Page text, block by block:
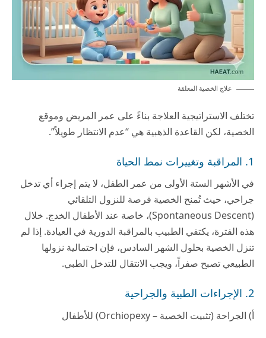
علاج الخصية المعلقة
تختلف الاستراتيجية العلاجة بناءً على عمر المريض وموقع
الخصية، لكن القاعدة الذهبية هي “عدم الانتظار طويلاً”.
1. المراقبة وتغييرات نمط الحياة
في الأشهر الستة الأولى من عمر الطفل، لا يتم إجراء أي تدخل
جراحي، حيث تُمنح الخصية فرصة للنزول التلقائي
(Spontaneous Descent)، خاصة عند الأطفال الخدج. خلال
هذه الفترة، يكتفي الطبيب بالمراقبة الدورية في العيادة. إذا لم
تنزل الخصية بحلول الشهر السادس، فإن احتمالية نزولها
الطبيعي تصبح صفراً، ويجب الانتقال للتدخل الطبي.
2. الإجراءات الطبية والجراحية
أ) الجراحة (تثبيت الخصية – Orchiopexy) للأطفال